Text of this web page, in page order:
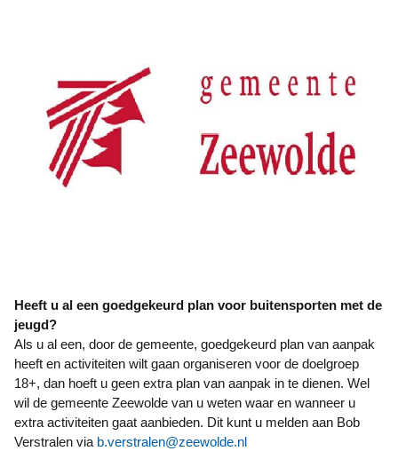
Heeft u al een goedgekeurd plan voor buitensporten met de
jeugd?
Als u al een, door de gemeente, goedgekeurd plan van aanpak
heeft en activiteiten wilt gaan organiseren voor de doelgroep
18+, dan hoeft u geen extra plan van aanpak in te dienen. Wel
wil de gemeente Zeewolde van u weten waar en wanneer u
extra activiteiten gaat aanbieden. Dit kunt u melden aan Bob
Verstralen via b.verstralen@zeewolde.nl